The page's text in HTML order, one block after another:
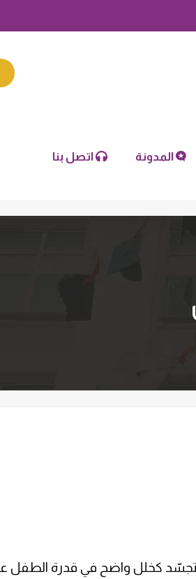
المدونة اتصل بنا
كخلل واضح في قدرة الطفل